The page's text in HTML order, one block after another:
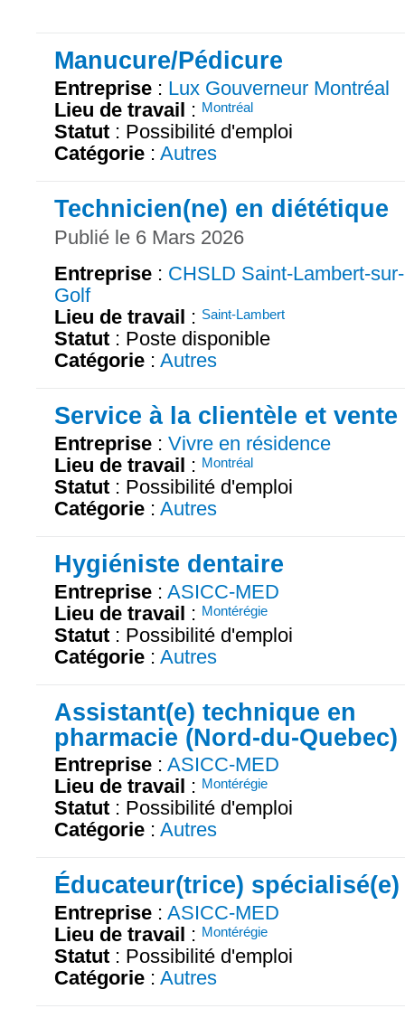
Manucure/Pédicure
Entreprise : Lux Gouverneur Montréal
Lieu de travail : Montréal
Statut : Possibilité d'emploi
Catégorie : Autres
Technicien(ne) en diététique
Publié le 6 Mars 2026
Entreprise : CHSLD Saint-Lambert-
Golf
Lieu de travail : Saint-Lambert
Statut : Poste disponible
Catégorie : Autres
Service à la clientèle et vente
Entreprise : Vivre en résidence
Lieu de travail : Montréal
Statut : Possibilité d'emploi
Catégorie : Autres
Hygiéniste dentaire
Entreprise : ASICC-MED
Lieu de travail : Montérégie
Statut : Possibilité d'emploi
Catégorie : Autres
Assistant(e) technique en
pharmacie (Nord-du-Quebec)
Entreprise : ASICC-MED
Lieu de travail : Montérégie
Statut : Possibilité d'emploi
Catégorie : Autres
Éducateur(trice) spécialisé(e)
Entreprise : ASICC-MED
Lieu de travail : Montérégie
Statut : Possibilité d'emploi
Catégorie : Autres